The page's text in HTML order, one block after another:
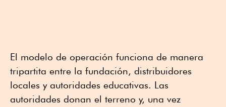
El modelo de operación funciona de manera
tripartita entre la fundación, distribuidores
locales y autoridades educativas. Las
autoridades donan el terreno y, una vez